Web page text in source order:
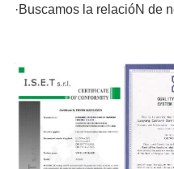
·Buscamos la relacióN de